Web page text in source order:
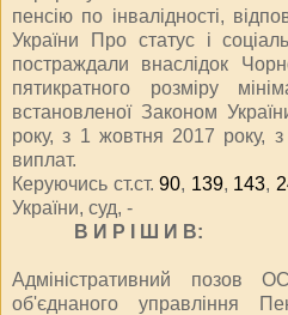
пенсію по інвалідності,
України
Про статус і
постраждали внаслідок
пятикратного розміру
встановленої Законом
року, з 1 жовтня 2017 року,
виплат.
Керуючись ст.ст.90, 139, 143,
України, суд, -
В И Р І Ш И В:
Адміністративний позов
об'єднаного управління